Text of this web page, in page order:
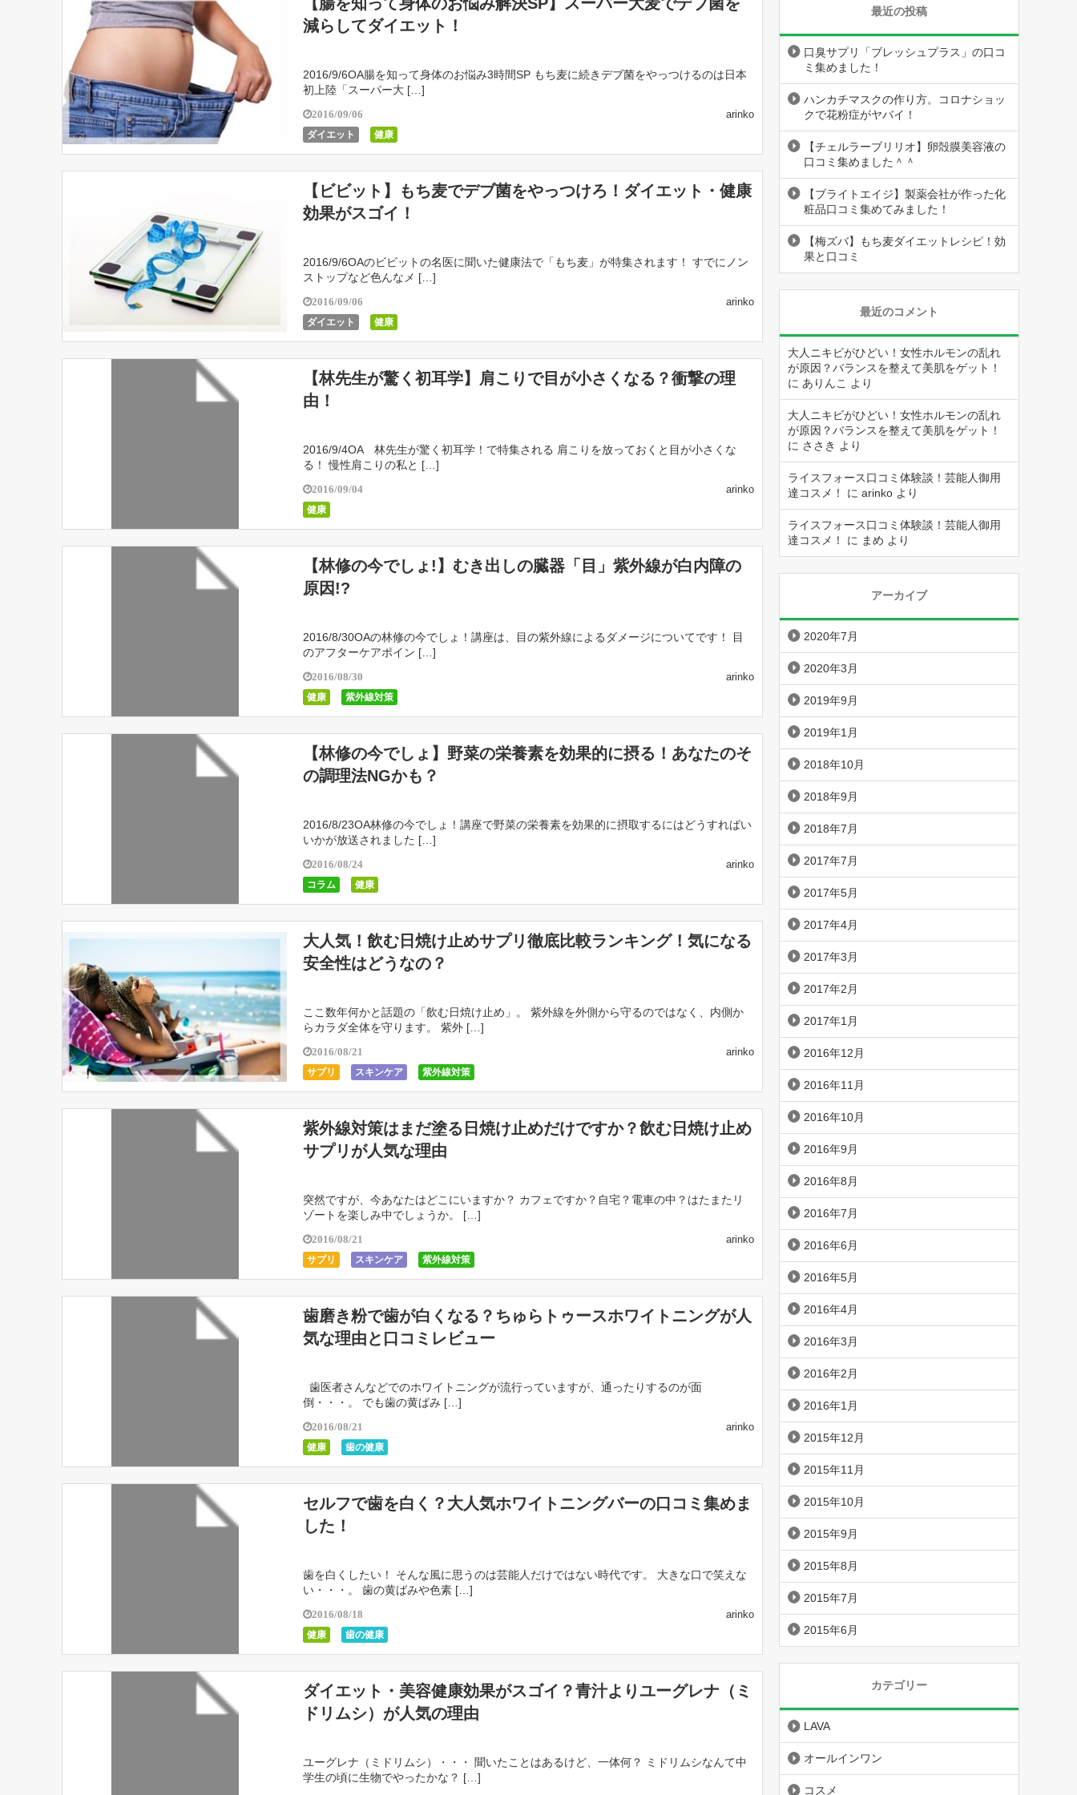
減らしてダイエット！
2016/9/6OA腸を知って身体のお悩み3時間SP もち麦に続きデブ菌をやっつけるのは日本
初上陸「スーパー大 […]
2016/09/06
ダイエット 健康
arinko
【ビビット】もち麦でデブ菌をやっつけろ！ダイエット・健康
効果がスゴイ！
2016/9/6OAのビビットの名医に聞いた健康法で「もち麦」が特集されます！ すでにノン
ストップなど色んなメ […]
2016/09/06
ダイエット 健康
arinko
【林先生が驚く初耳学】肩こりで目が小さくなる？衝撃の理
由！
2016/9/4OA 林先生が驚く初耳学！で特集される 肩こりを放っておくと目が小さくな
る！ 慢性肩こりの私と […]
2016/09/04
健康
arinko
【林修の今でしょ!】むき出しの臓器「目」紫外線が白内障の
原因!?
2016/8/30OAの林修の今でしょ！講座は、目の紫外線によるダメージについてです！ 目
のアフターケアポイン […]
2016/08/30
健康 紫外線対策
arinko
【林修の今でしょ】野菜の栄養素を効果的に摂る！あなたのそ
の調理法NGかも？
2016/8/23OA林修の今でしょ！講座で野菜の栄養素を効果的に摂取するにはどうすればい
いかが放送されました […]
2016/08/24
コラム 健康
arinko
大人気！飲む日焼け止めサプリ徹底比較ランキング！気になる
安全性はどうなの？
ここ数年何かと話題の「飲む日焼け止め」。 紫外線を外側から守るのではなく、内側か
らカラダ全体を守ります。 紫外 […]
2016/08/21
サプリ スキンケア 紫外線対策
arinko
紫外線対策はまだ塗る日焼け止めだけですか？飲む日焼け止め
サプリが人気な理由
突然ですが、今あなたはどこにいますか？ カフェですか？自宅？電車の中？はたまたリ
ゾートを楽しみ中でしょうか。 […]
2016/08/21
サプリ スキンケア 紫外線対策
arinko
歯磨き粉で歯が白くなる？ちゅらトゥースホワイトニングが人
気な理由と口コミレビュー
歯医者さんなどでのホワイトニングが流行っていますが、通ったりするのが面
倒・・・。 でも歯の黄ばみ […]
2016/08/21
健康 歯の健康
arinko
セルフで歯を白く？大人気ホワイトニングバーの口コミ集めま
した！
歯を白くしたい！ そんな風に思うのは芸能人だけではない時代です。 大きな口で笑えな
い・・・。 歯の黄ばみや色素 […]
2016/08/18
健康 歯の健康
arinko
ダイエット・美容健康効果がスゴイ？青汁よりユーグレナ（ミ
ドリムシ）が人気の理由
ユーグレナ（ミドリムシ）・・・ 聞いたことはあるけど、一体何？ ミドリムシなんて中
学生の頃に生物でやったかな？ […]
最近の投稿
口臭サプリ「ブレッシュプラス」の口コ
ミ集めました！
ハンカチマスクの作り方。コロナショッ
クで花粉症がヤバイ！
【チェルラーブリリオ】卵殻膜美容液の
口コミ集めました＾＾
【ブライトエイジ】製薬会社が作った化
粧品口コミ集めてみました！
【梅ズバ】もち麦ダイエットレシピ！効
果と口コミ
最近のコメント
大人ニキビがひどい！女性ホルモンの乱れ
が原因？バランスを整えて美肌をゲット！
に ありんこ より
大人ニキビがひどい！女性ホルモンの乱れ
が原因？バランスを整えて美肌をゲット！
に ささき より
ライスフォース口コミ体験談！芸能人御用
達コスメ！
に arinko より
ライスフォース口コミ体験談！芸能人御用
達コスメ！
に まめ より
アーカイブ
2020年7月
2020年3月
2019年9月
2019年1月
2018年10月
2018年9月
2018年7月
2017年7月
2017年5月
2017年4月
2017年3月
2017年2月
2017年1月
2016年12月
2016年11月
2016年10月
2016年9月
2016年8月
2016年7月
2016年6月
2016年5月
2016年4月
2016年3月
2016年2月
2016年1月
2015年12月
2015年11月
2015年10月
2015年9月
2015年8月
2015年7月
2015年6月
カテゴリー
LAVA
オールインワン
コスメ